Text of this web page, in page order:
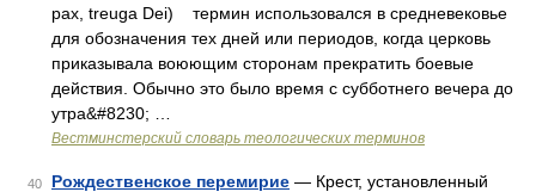
pax, treuga Dei) термин использовался в средневековье
для обозначения тех дней или периодов, когда церковь
приказывала воюющим сторонам прекратить боевые
действия. Обычно это было время с субботнего вечера до
утра&#8230; …
Вестминстерский словарь теологических терминов
40 Рождественское перемирие — Крест, установленный